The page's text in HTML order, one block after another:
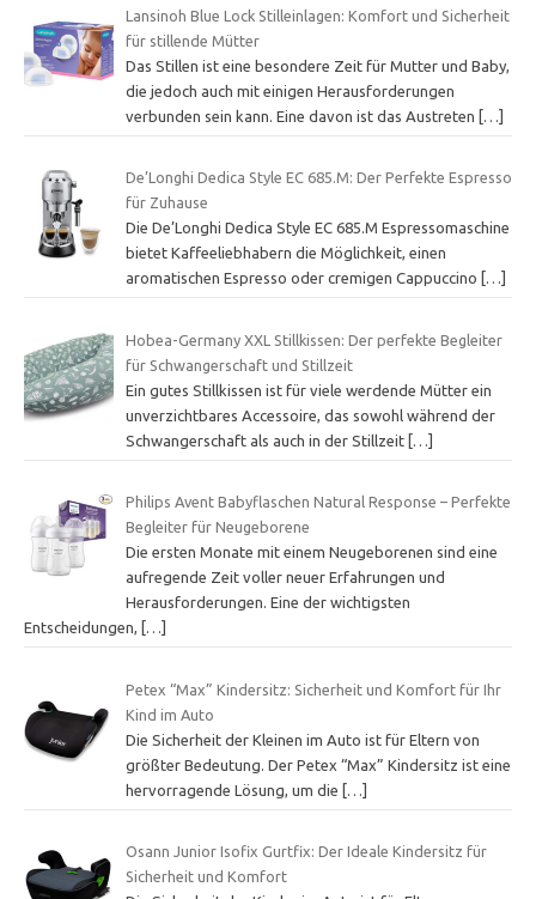
Lansinoh Blue Lock Stilleinlagen: Komfort und Sicherheit
für stillende Mütter
Das Stillen ist eine besondere Zeit für Mutter und Baby,
die jedoch auch mit einigen Herausforderungen
verbunden sein kann. Eine davon ist das Austreten
[…]
De’Longhi Dedica Style EC 685.M: Der Perfekte Espresso
für Zuhause
Die De’Longhi Dedica Style EC 685.M Espressomaschine
bietet Kaffeeliebhabern die Möglichkeit, einen
aromatischen Espresso oder cremigen Cappuccino
[…]
Hobea-Germany XXL Stillkissen: Der perfekte Begleiter
für Schwangerschaft und Stillzeit
Ein gutes Stillkissen ist für viele werdende Mütter ein
unverzichtbares Accessoire, das sowohl während der
Schwangerschaft als auch in der Stillzeit […]
Philips Avent Babyflaschen Natural Response – Perfekte
Begleiter für Neugeborene
Die ersten Monate mit einem Neugeborenen sind eine
aufregende Zeit voller neuer Erfahrungen und
Herausforderungen. Eine der wichtigsten
Entscheidungen,
[…]
Petex “Max” Kindersitz: Sicherheit und Komfort für Ihr
Kind im Auto
Die Sicherheit der Kleinen im Auto ist für Eltern von
größter Bedeutung. Der Petex “Max” Kindersitz ist eine
hervorragende Lösung, um die
[…]
Osann Junior Isofix Gurtfix: Der Ideale Kindersitz für
Sicherheit und Komfort